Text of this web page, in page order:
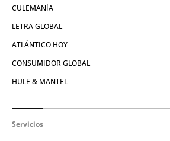
CULEMANÍA
LETRA GLOBAL
ATLÁNTICO HOY
CONSUMIDOR GLOBAL
HULE & MANTEL
Servicios